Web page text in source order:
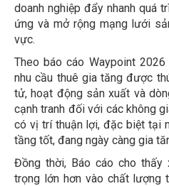
doanh nghiệp đẩy nhanh quá
ứng và mở rộng mạng lưới
vực.
Theo báo cáo Waypoint
nhu cầu thuê gia tăng được
tử, hoạt động sản xuất và
cạnh tranh đối với các không
có vị trí thuận lợi, đặc biệt tại
tầng tốt, đang ngày càng gia
Đồng thời, Báo cáo cho
trọng lớn hơn vào chất lượng